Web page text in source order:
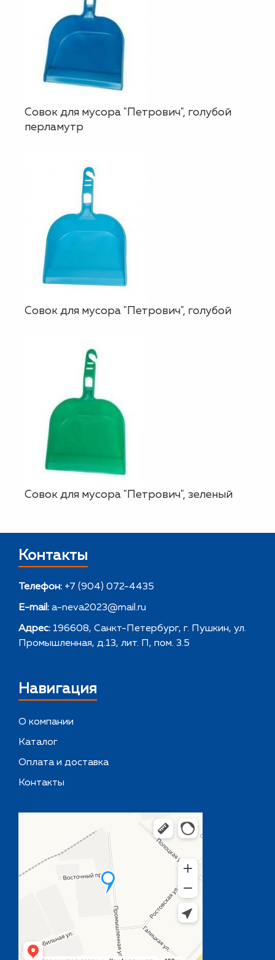
Совок для мусора "Петрович", голубой
перламутр
Совок для мусора "Петрович", голубой
Совок для мусора "Петрович", зеленый
Контакты
Телефон: +7 (904) 072-4435
E-mail: a-neva2023@mail.ru
Адрес: 196608, Санкт-Петербург, г. Пушкин, ул.
Промышленная, д.13, лит. П, пом. 3.5
Навигация
О компании
Каталог
Оплата и доставка
Контакты